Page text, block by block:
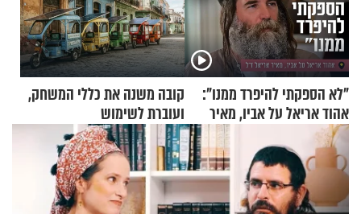
"לא הספקתי להיפרד ממנו":
אהוד אריאל על אביו, מאיר
אריאל ז"ל
קובה משנה את כללי המשחק,
ועוברת לשימוש
בתלת־אופנועים סולאריים